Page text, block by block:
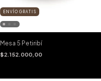
ENVÍO GRATIS
Mesa 5 Petiribí
$2.152.000,00